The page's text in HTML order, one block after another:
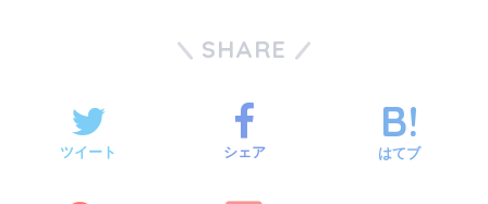
SHARE
ツイート シェア はてブ